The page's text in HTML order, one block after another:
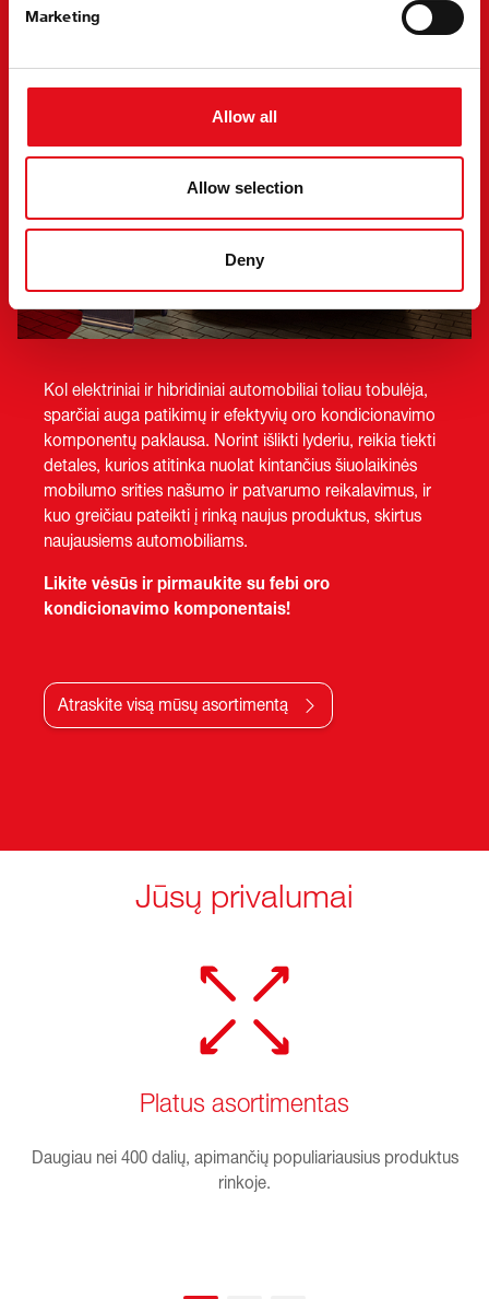
Marketing
Allow all
Allow selection
Deny
Kol elektriniai ir hibridiniai automobiliai toliau tobulėja,
sparčiai auga patikimų ir efektyvių oro kondicionavimo
komponentų paklausa. Norint išlikti lyderiu, reikia tiekti
detales, kurios atitinka nuolat kintančius šiuolaikinės
mobilumo srities našumo ir patvarumo reikalavimus, ir
kuo greičiau pateikti į rinką naujus produktus, skirtus
naujausiems automobiliams.
Likite vėsūs ir pirmaukite su febi oro
kondicionavimo komponentais!
Atraskite visą mūsų asortimentą
Jūsų privalumai
Platus asortimentas
Daugiau nei 400 dalių, apimančių populiariausius produktus
rinkoje.